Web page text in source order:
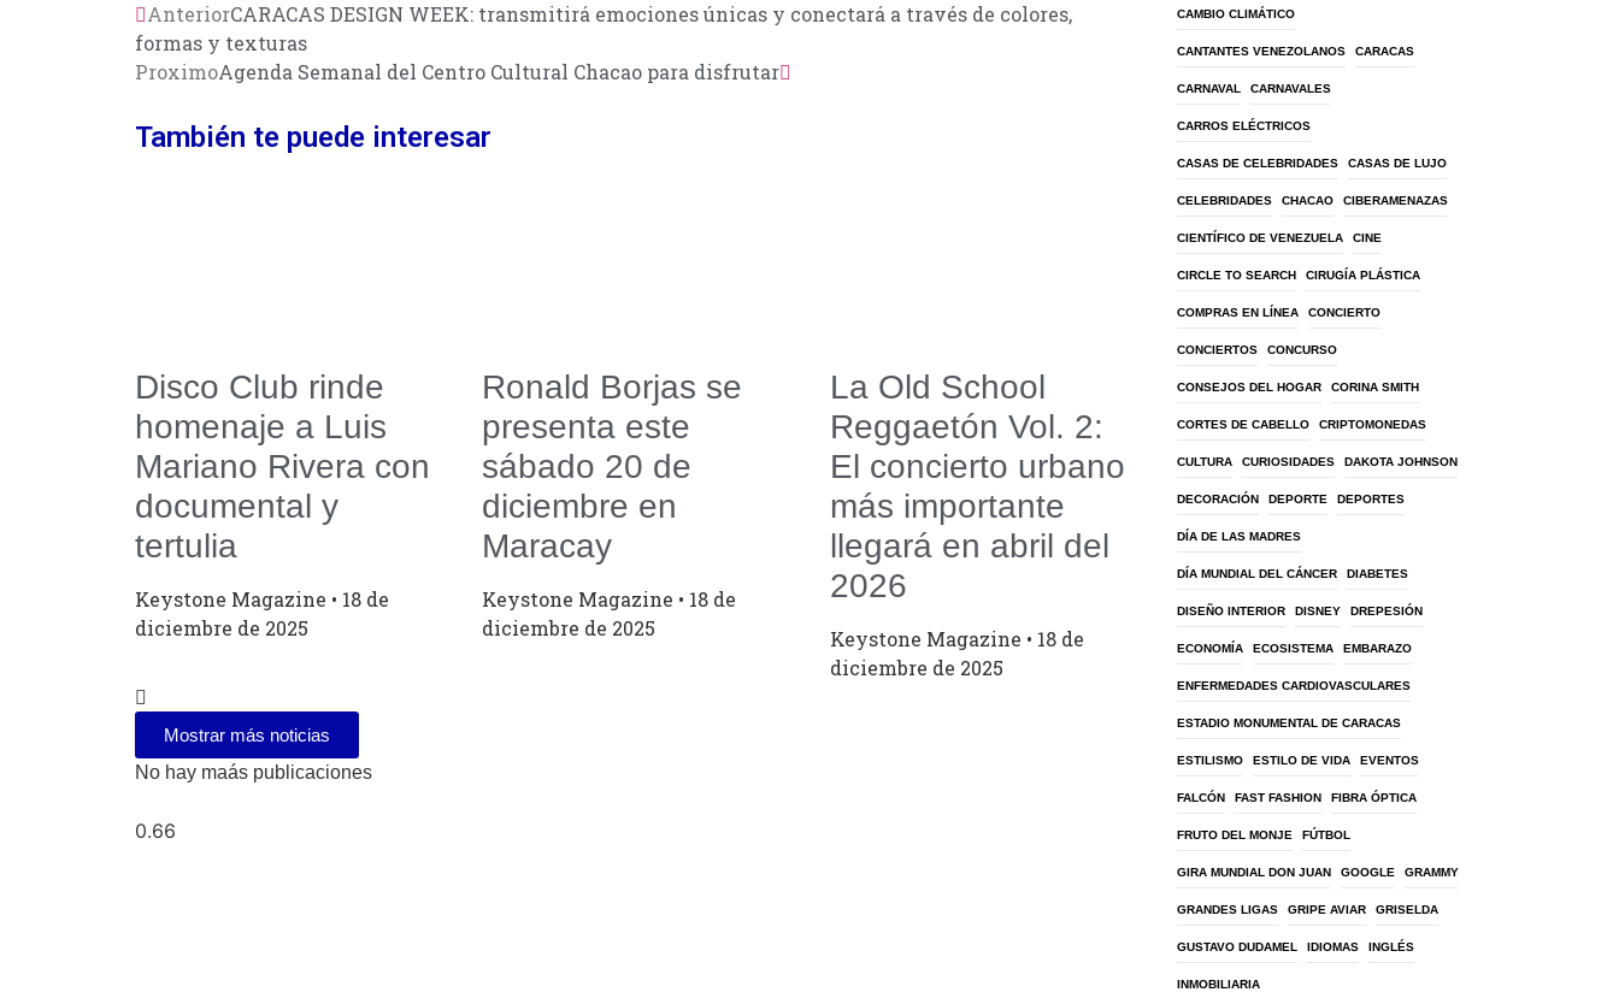
AnteriorCARACAS DESIGN WEEK: transmitirá emociones únicas y conectará a través de colores,
formas y texturas
ProximoAgenda Semanal del Centro Cultural Chacao para disfrutar
También te puede interesar
Disco Club rinde
homenaje a Luis
Mariano Rivera con
documental y
tertulia
Keystone Magazine
18 de
diciembre de 2025
Ronald Borjas se
presenta este
sábado 20 de
diciembre en
Maracay
Keystone Magazine
18 de
diciembre de 2025
La Old School
Reggaetón Vol. 2:
El concierto urbano
más importante
llegará en abril del
2026
Keystone Magazine
18 de
diciembre de 2025
Mostrar más noticias
No hay maás publicaciones
CAMBIO CLIMÁTICO
CANTANTES VENEZOLANOS CARACAS
CARNAVAL CARNAVALES
CARROS ELÉCTRICOS
CASAS DE CELEBRIDADES CASAS DE LUJO
CELEBRIDADES CHACAO CIBERAMENAZAS
CIENTÍFICO DE VENEZUELA CINE
CIRCLE TO SEARCH CIRUGÍA PLÁSTICA
COMPRAS EN LÍNEA CONCIERTO
CONCIERTOS CONCURSO
CONSEJOS DEL HOGAR CORINA SMITH
CORTES DE CABELLO CRIPTOMONEDAS
CULTURA CURIOSIDADES DAKOTA JOHNSON
DECORACIÓN DEPORTE DEPORTES
DÍA DE LAS MADRES
DÍA MUNDIAL DEL CÁNCER DIABETES
DISEÑO INTERIOR DISNEY DREPESIÓN
ECONOMÍA ECOSISTEMA EMBARAZO
ENFERMEDADES CARDIOVASCULARES
ESTADIO MONUMENTAL DE CARACAS
ESTILISMO ESTILO DE VIDA EVENTOS
FALCÓN FAST FASHION FIBRA ÓPTICA
FRUTO DEL MONJE FÚTBOL
GIRA MUNDIAL DON JUAN GOOGLE GRAMMY
GRANDES LIGAS GRIPE AVIAR GRISELDA
GUSTAVO DUDAMEL IDIOMAS INGLÉS
INMOBILIARIA